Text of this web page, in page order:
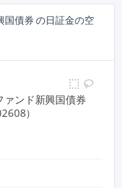
国債券 の日証金の空
ンド新興国債券
）